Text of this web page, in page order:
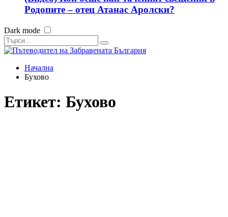
Родопите – отец Атанас Аролски?
Dark mode
Начална
Бухово
Етикет: Бухово